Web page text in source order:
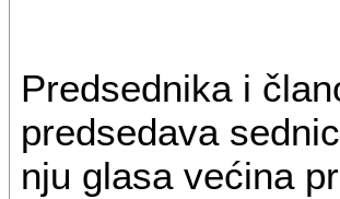
Predsednika i
predsedava
nju glasa većina